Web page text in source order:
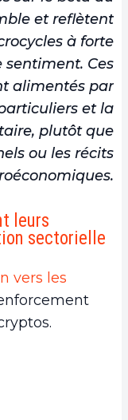
et reflètent
à forte
Ces
alimentés par
et la
plutôt que
ou les récits
leurs
sectorielle
vers les